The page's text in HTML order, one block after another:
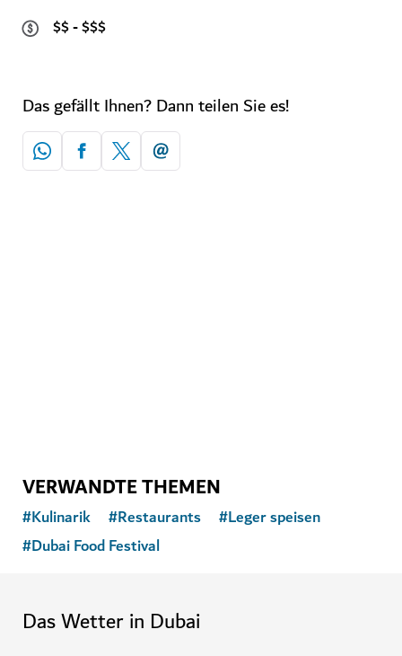
$$ - $$$
Das gefällt Ihnen? Dann teilen Sie es!
VERWANDTE THEMEN
#Kulinarik #Restaurants #Leger speisen
#Dubai Food Festival
Das Wetter in Dubai